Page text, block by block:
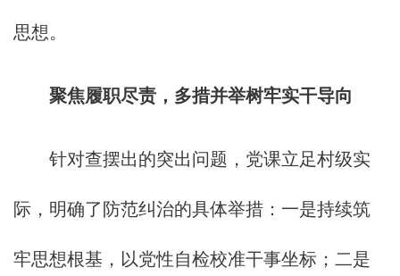
思想。
聚焦履职尽责，多措并举树牢实干导向
针对查摆出的突出问题，党课立足村级实
际，明确了防范纠治的具体举措：一是持续筑
牢思想根基，以党性自检校准干事坐标；二是